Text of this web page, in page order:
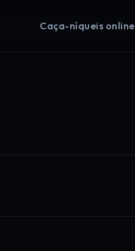
Caça-níqueis online